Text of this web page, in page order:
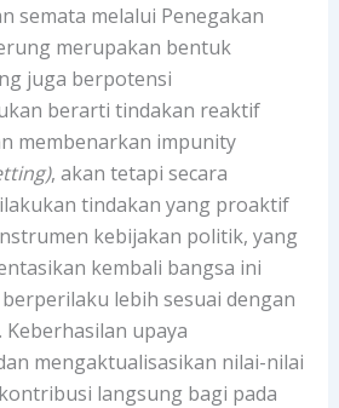
semata melalui Penegakan
merupakan bentuk
juga berpotensi
berarti tindakan reaktif
membenarkan impunity
, akan tetapi secara
tindakan yang proaktif
kebijakan politik, yang
kembali bangsa ini
lebih sesuai dengan
Keberhasilan upaya
mengaktualisasikan nilai-nilai
langsung bagi pada